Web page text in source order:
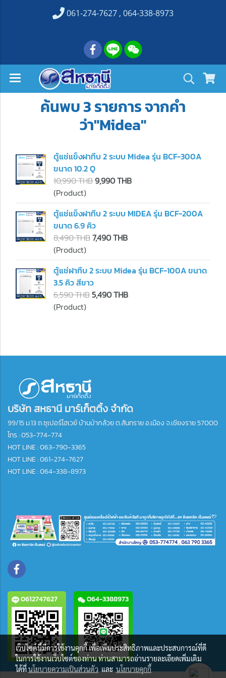
061-274-7627 , 064-338-8973
ค้นพบ 3 รายการ จากคำ
ว่า"Midea"
ตู้แช่แข็งฝาทึบ 2 ระบบ Midea รุ่น BCF-300A
ขนาด 10.2 Q
10,990 THB9,990 THB
(Product)
ตู้แช่แข็งฝาทึบ 2 ระบบ MIDEA รุ่น BCF-200A
ขนาด 6.9 คิว
8,490 THB7,490 THB
(Product)
ตู้แช่ฝาทึบ 2 ระบบ Midea รุ่น BCF-100A ขนาด
3.5 คิว สีขาว
6,590 THB5,490 THB
(Product)
บริษัท สหธานี มาร์เก็ตติ้ง จำกัด
99/15 ม.13 ถ.ซุเปอร์ไฮเวย์ บ้านป่ากล้วย ต.สันทราย อ.เมือง จ.เชียงราย 57000
โทร :053-774-774
HOT LINE : 063-790-3365
HOT LINE : 061-274-7627
HOT LINE : 064-338-8973
0612747627 064-3388973
เว็บไซต์นี้มีการใช้งานคุกกี้ เพื่อเพิ่มประสิทธิภาพและประสบการณ์ที่ดี
ในการใช้งานเว็บไซต์ของท่าน ท่านสามารถอ่านรายละเอียดเพิ่มเติม
ได้ที่นโยบายความเป็นส่วนตัว และ นโยบายคุกกี้